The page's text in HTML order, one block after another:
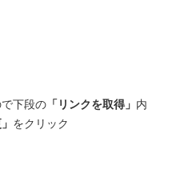
下段の 「リンクを取得」 内
をクリック